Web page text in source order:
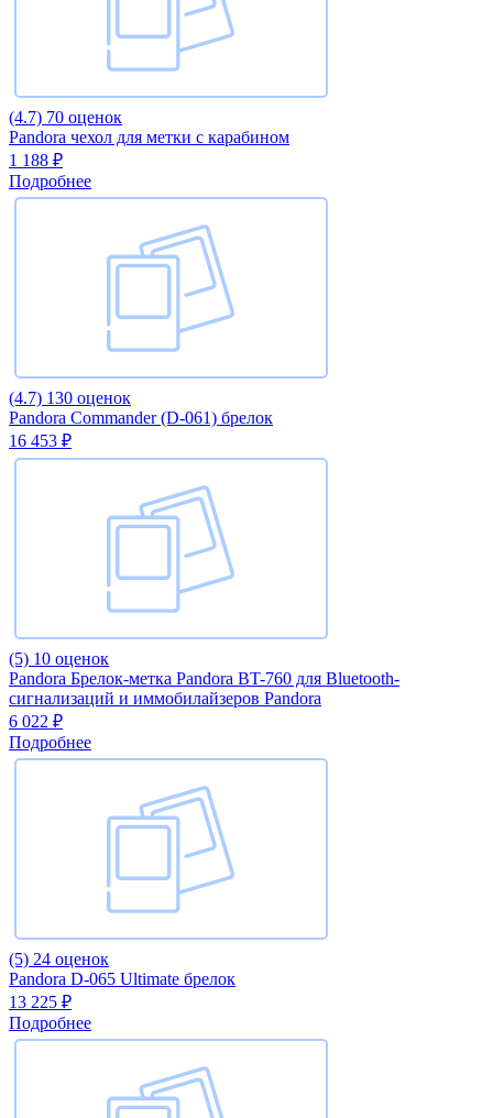
(4.7) 70 оценок
Pandora чехол для метки с карабином
1 188 ₽
Подробнее
(4.7) 130 оценок
Pandora Commander (D-061) брелок
16 453 ₽
(5) 10 оценок
Pandora Брелок-метка Pandora BT-760 для Bluetooth-
сигнализаций и иммобилайзеров Pandora
6 022 ₽
Подробнее
(5) 24 оценок
Pandora D-065 Ultimate брелок
13 225 ₽
Подробнее